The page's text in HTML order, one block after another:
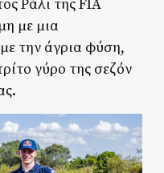
Ράλι της FIA
με μια
την άγρια φύση,
γύρο της σεζόν